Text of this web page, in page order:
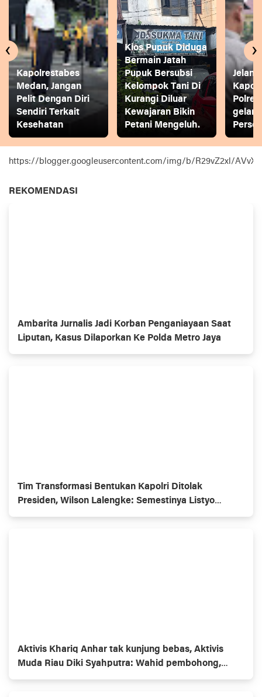
Kapolrestabes
Medan, Jangan
Pelit Dengan Diri
Sendiri Terkait
Kesehatan
Kios Pupuk Diduga
Bermain Jatah
Pupuk Bersubsi
Kelompok Tani Di
Kurangi Diluar
Kewajaran Bikin
Petani Mengeluh.
gelar
‹ ›
https://blogger.googleusercontent.com/img/b/R29vZ2xl/
REKOMENDASI
Ambarita Jurnalis Jadi Korban Penganiayaan Saat
Liputan, Kasus Dilaporkan Ke Polda Metro Jaya
Tim Transformasi Bentukan Kapolri Ditolak
Presiden, Wilson Lalengke: Semestinya Listyo
Mundur Saja
Aktivis Khariq Anhar tak kunjung bebas, Aktivis
Muda Riau Diki Syahputra: Wahid pembohong,
Gubernur omon2